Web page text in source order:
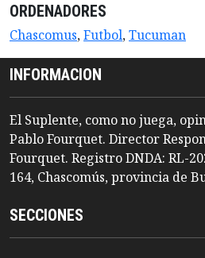
ORDENADORES
Chascomus,Futbol,Tucuman
INFORMACION
El Suplente, como no juega,
Pablo Fourquet. Director
Fourquet. Registro DNDA: RL-
164, Chascomús, provincia de
SECCIONES